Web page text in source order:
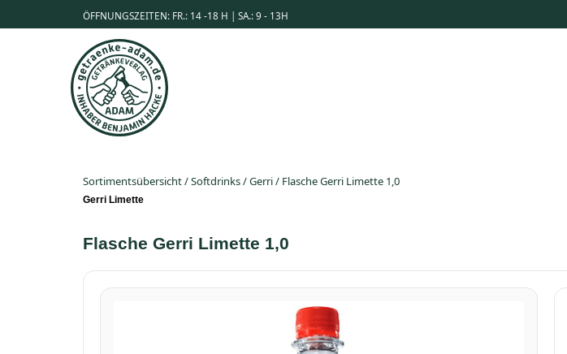
ÖFFNUNGSZEITEN: FR.: 14 -18 H | SA.: 9 - 13H
Sortimentsübersicht/Softdrinks/Gerri/ Flasche Gerri Limette 1,0
Gerri Limette
Flasche Gerri Limette 1,0